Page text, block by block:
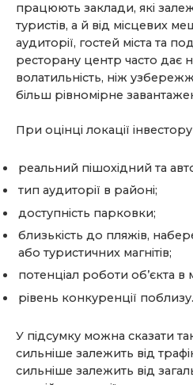
працюють заклади, які
туристів, а й від місцевих
аудиторії, гостей міста та
ресторану центр часто дає
волатильність, ніж
більш рівномірне
При оцінці локації
реальний пішохідний та
тип аудиторії в районі;
доступність парковки;
близькість до пляжів,
або туристичних магнітів;
потенціал роботи об’єкта в
рівень конкуренції поблизу.
У підсумку можна сказати
сильніше залежить від
сильніше залежить від